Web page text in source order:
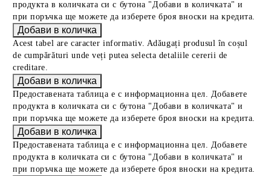
продукта в количката си с бутона "Добави в количката" и
при поръчка ще можете да изберете броя вноски на кредита.
Acest tabel are caracter informativ. Adăugați produsul în coșul
de cumpărături unde veți putea selecta detaliile cererii de
creditare.
Предоставената таблица е с информационна цел. Добавете
продукта в количката си с бутона "Добави в количката" и
при поръчка ще можете да изберете броя вноски на кредита.
Предоставената таблица е с информационна цел. Добавете
продукта в количката си с бутона "Добави в количката" и
при поръчка ще можете да изберете броя вноски на кредита.